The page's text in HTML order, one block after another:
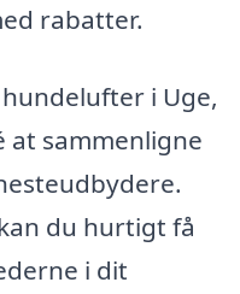
rabatter.
i Uge,
at sammenligne
du hurtigt få
i dit